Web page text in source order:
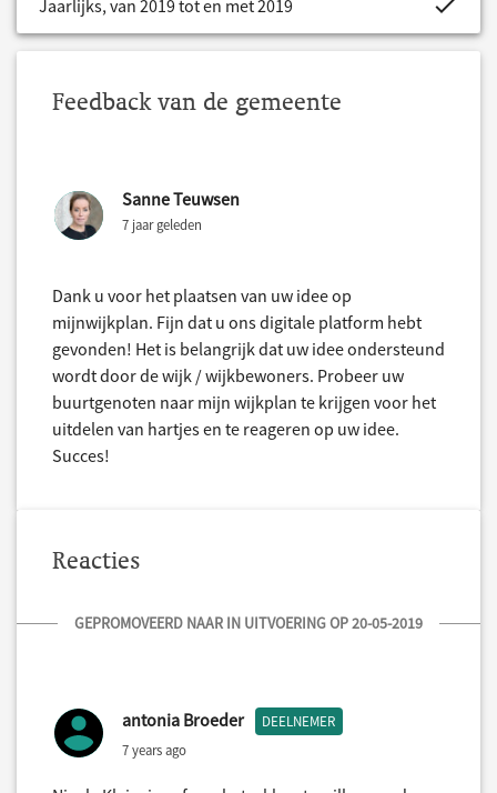
Jaarlijks, van 2019 tot en met 2019
Feedback van de gemeente
Sanne Teuwsen
7 jaar geleden
Dank u voor het plaatsen van uw idee op
mijnwijkplan. Fijn dat u ons digitale platform hebt
gevonden! Het is belangrijk dat uw idee ondersteund
wordt door de wijk / wijkbewoners. Probeer uw
buurtgenoten naar mijn wijkplan te krijgen voor het
uitdelen van hartjes en te reageren op uw idee.
Succes!
Reacties
GEPROMOVEERD NAAR IN UITVOERING OP 20-05-2019
antonia Broeder DEELNEMER
7 years ago